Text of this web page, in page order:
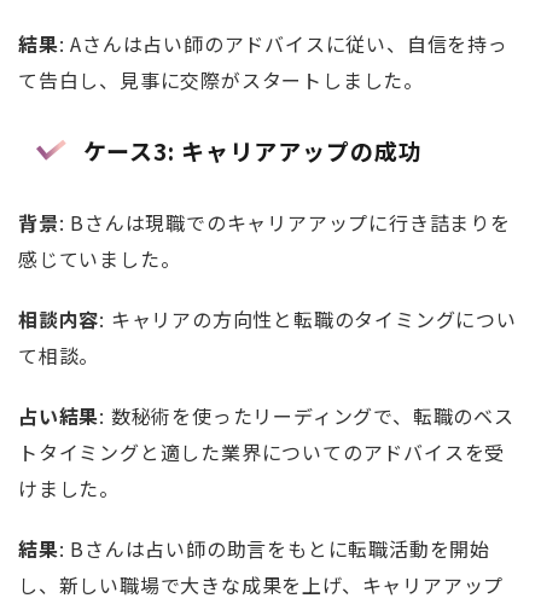
結果: Aさんは占い師のアドバイスに従い、自信を持っ
て告白し、見事に交際がスタートしました。
ケース3: キャリアアップの成功
背景: Bさんは現職でのキャリアアップに行き詰まりを
感じていました。
相談内容: キャリアの方向性と転職のタイミングについ
て相談。
占い結果: 数秘術を使ったリーディングで、転職のベス
トタイミングと適した業界についてのアドバイスを受
けました。
結果: Bさんは占い師の助言をもとに転職活動を開始
し、新しい職場で大きな成果を上げ、キャリアアップ